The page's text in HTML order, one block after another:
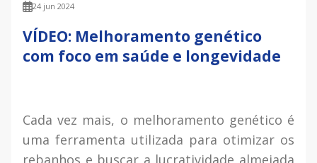
24 jun 2024
VÍDEO: Melhoramento genético
com foco em saúde e longevidade
Cada vez mais, o melhoramento genético é
uma ferramenta utilizada para otimizar os
rebanhos e buscar a lucratividade almejada